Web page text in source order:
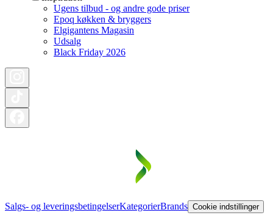
Ugens tilbud - og andre gode priser
Epoq køkken & bryggers
Elgigantens Magasin
Udsalg
Black Friday 2026
Salgs- og leveringsbetingelserKategorierBrands Cookie indstillinger